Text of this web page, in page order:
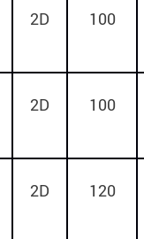
2D 100
2D 100
2D 120